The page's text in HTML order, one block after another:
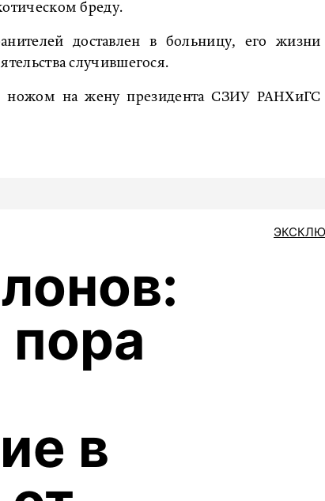
бреду.
доставлен в больницу, его жизни
случившегося.
ножом на жену президента СЗИУ РАНХиГС
в